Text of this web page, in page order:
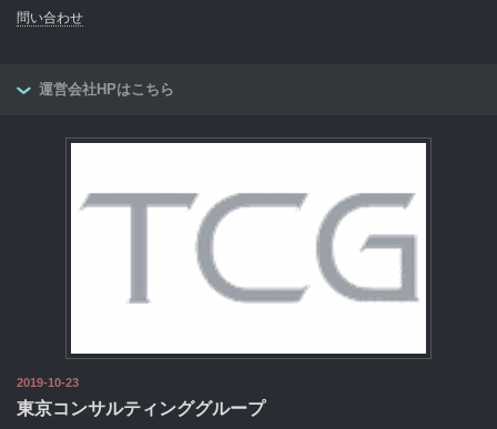
問い合わせ
運営会社HPはこちら
2019-10-23
東京コンサルティンググループ